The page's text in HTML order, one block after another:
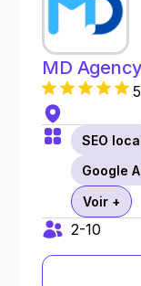
MD Agency
5
SEO
Google
Voir +
2-10